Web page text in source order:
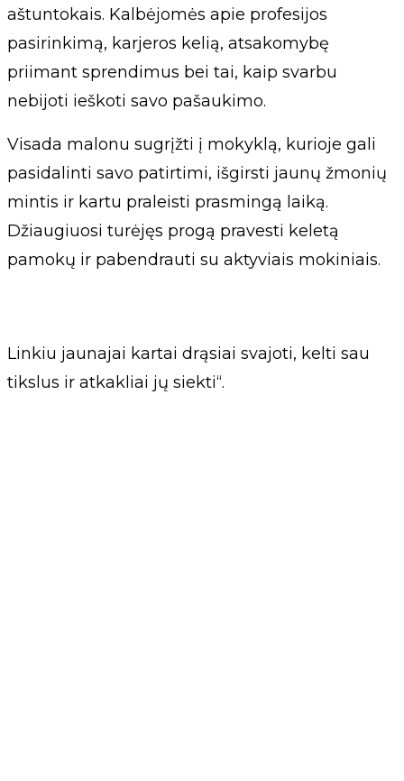
aštuntokais. Kalbėjomės apie profesijos
pasirinkimą, karjeros kelią, atsakomybę
priimant sprendimus bei tai, kaip svarbu
nebijoti ieškoti savo pašaukimo.
Visada malonu sugrįžti į mokyklą, kurioje gali
pasidalinti savo patirtimi, išgirsti jaunų žmonių
mintis ir kartu praleisti prasmingą laiką.
Džiaugiuosi turėjęs progą pravesti keletą
pamokų ir pabendrauti su aktyviais mokiniais.
Linkiu jaunajai kartai drąsiai svajoti, kelti sau
tikslus ir atkakliai jų siekti“.